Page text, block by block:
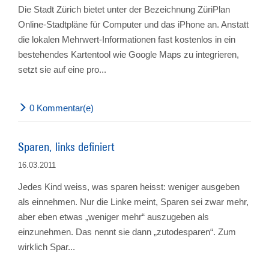
Die Stadt Zürich bietet unter der Bezeichnung ZüriPlan
Online-Stadtpläne für Computer und das iPhone an. Anstatt
die lokalen Mehrwert-Informationen fast kostenlos in ein
bestehendes Kartentool wie Google Maps zu integrieren,
setzt sie auf eine pro...
0 Kommentar(e)
Sparen, links definiert
16.03.2011
Jedes Kind weiss, was sparen heisst: weniger ausgeben
als einnehmen. Nur die Linke meint, Sparen sei zwar mehr,
aber eben etwas „weniger mehr“ auszugeben als
einzunehmen. Das nennt sie dann „zutodesparen“. Zum
wirklich Spar...